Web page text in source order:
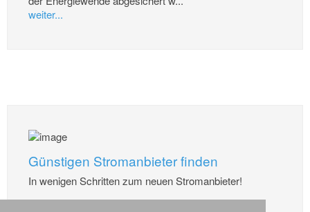
weiter...
Günstigen Stromanbieter finden
In wenigen Schritten zum neuen Stromanbieter!